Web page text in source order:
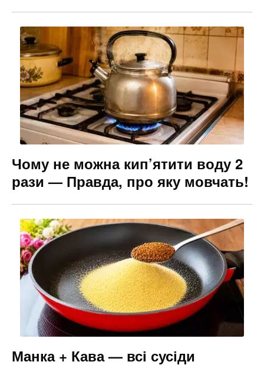
Чому не можна кип’ятити воду 2
рази — Правда, про яку мовчать!
Манка + Кава — всі сусіди